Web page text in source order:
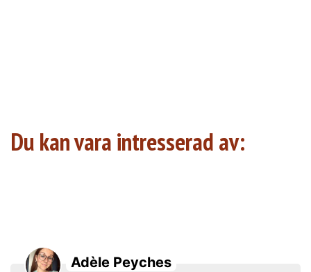
Du kan vara intresserad av:
Adèle Peyches